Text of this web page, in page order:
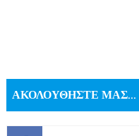
ΑΚΟΛΟΥΘΗΣΤΕ ΜΑΣ...